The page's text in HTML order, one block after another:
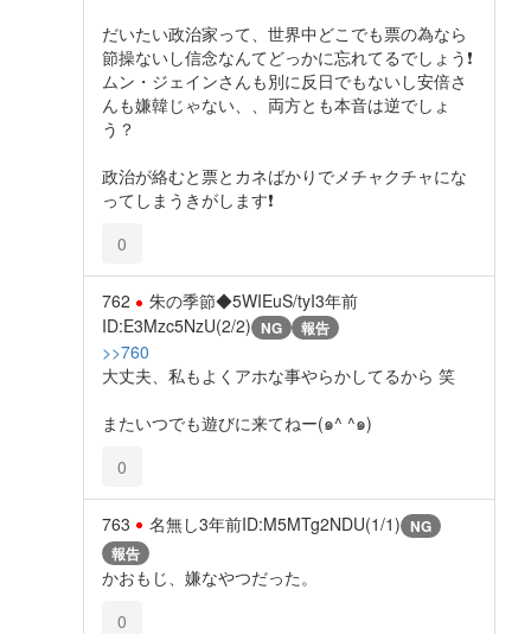
だいたい政治家って、世界中どこでも票の為なら
節操ないし信念なんてどっかに忘れてるでしょう❗
ムン・ジェインさんも別に反日でもないし安倍さ
んも嫌韓じゃない、、両方とも本音は逆でしょ
う？
政治が絡むと票とカネばかりでメチャクチャにな
ってしまうきがします❗
0
762 朱の季節◆5WIEuS/tyI3年前
ID:E3Mzc5NzU(2/2) NG 報告
>>760
大丈夫、私もよくアホな事やらかしてるから 笑
またいつでも遊びに来てねー(๑^ ^๑)
0
763 名無し3年前ID:M5MTg2NDU(1/1) NG
報告
かおもじ、嫌なやつだった。
0